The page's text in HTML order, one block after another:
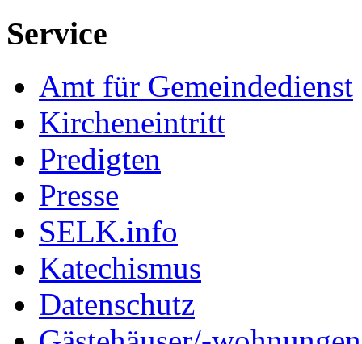
Service
Amt für Gemeindedienst
Kircheneintritt
Predigten
Presse
SELK.info
Katechismus
Datenschutz